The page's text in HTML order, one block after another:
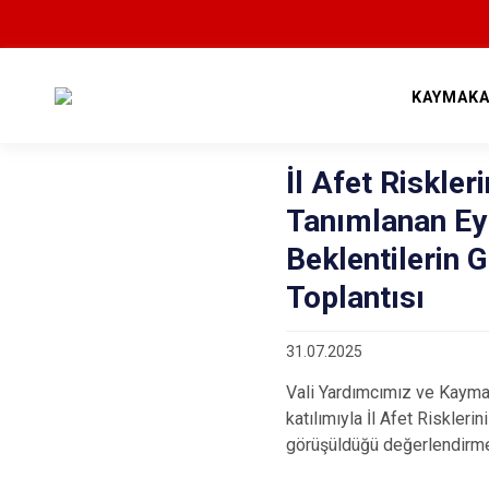
İl Afet
Tanımlanan
Beklentilerin
Toplantısı
31.07.2025
Vali Yardımcımız ve
katılımıyla İl Afet
görüşüldüğü